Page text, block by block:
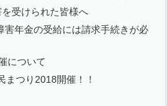
受けられた皆様へ
年金の受給には請求手続きが必
について
つり2018開催！！